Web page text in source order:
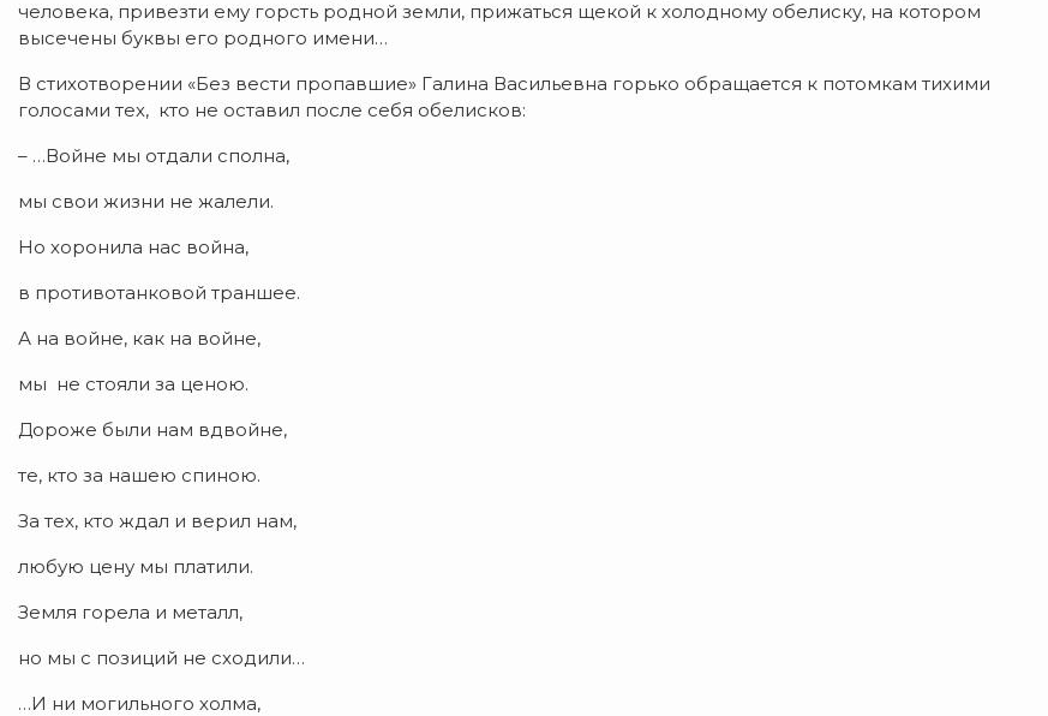
человека, привезти ему горсть родной земли, прижаться щекой к холодному обелиску, на котором
высечены буквы его родного имени…
​В стихотворении «Без вести пропавшие» Галина Васильевна горько обращается к потомкам тихими
голосами тех, кто не оставил после себя обелисков:
​– …Войне мы отдали сполна,
мы свои жизни не жалели.
Но хоронила нас война,
в противотанковой траншее.
А на войне, как на войне,
мы не стояли за ценою.
Дороже были нам вдвойне,
те, кто за нашею спиною.
За тех, кто ждал и верил нам,
любую цену мы платили.
Земля горела и металл,
но мы с позиций не сходили…
…И ни могильного холма,